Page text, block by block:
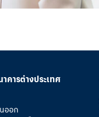
คารต่างประเทศ
นออก